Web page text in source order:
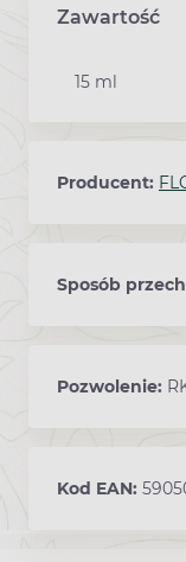
Zawartość
15 ml
Producent:
Sposób
Pozwolenie:
Kod EAN: